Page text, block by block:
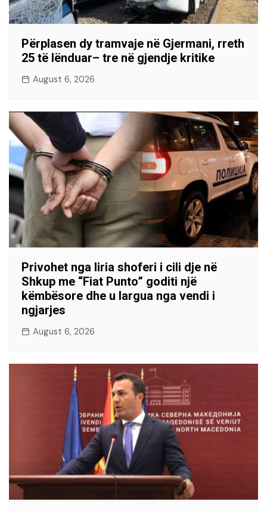
Përplasen dy tramvaje në Gjermani, rreth
25 të lënduar– tre në gjendje kritike
August 6, 2026
Privohet nga liria shoferi i cili dje në
Shkup me “Fiat Punto” goditi një
këmbësore dhe u largua nga vendi i
ngjarjes
August 6, 2026